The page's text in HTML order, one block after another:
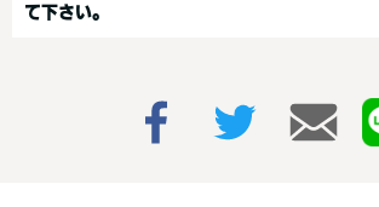
て下さい。